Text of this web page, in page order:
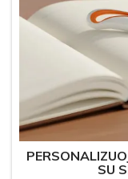
SU